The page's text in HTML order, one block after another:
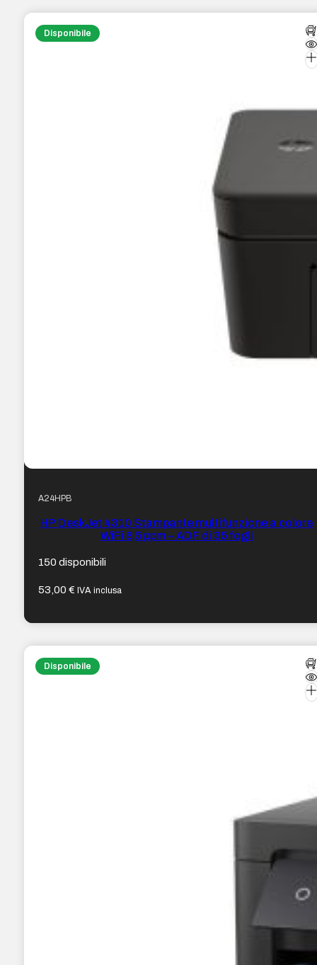
Disponibile
A24HPB
HP DeskJet 4310 Stampante multifunzione a colore
WiFi 8,5 ppm – ADF di 35 fogli
150 disponibili
53,00€ IVA inclusa
Disponibile